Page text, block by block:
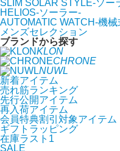
SLIM SOLAR STYLE-ソー
HELIOS-ソーラー-
AUTOMATIC WATCH-機械
メンズセレクション
ブランドから探す
KLON
CHRONE
NUWL
新着アイテム
売れ筋ランキング
先行公開アイテム
再入荷アイテム
会員特典割引対象アイテム
ギフトラッピング
在庫ラスト1
SALE